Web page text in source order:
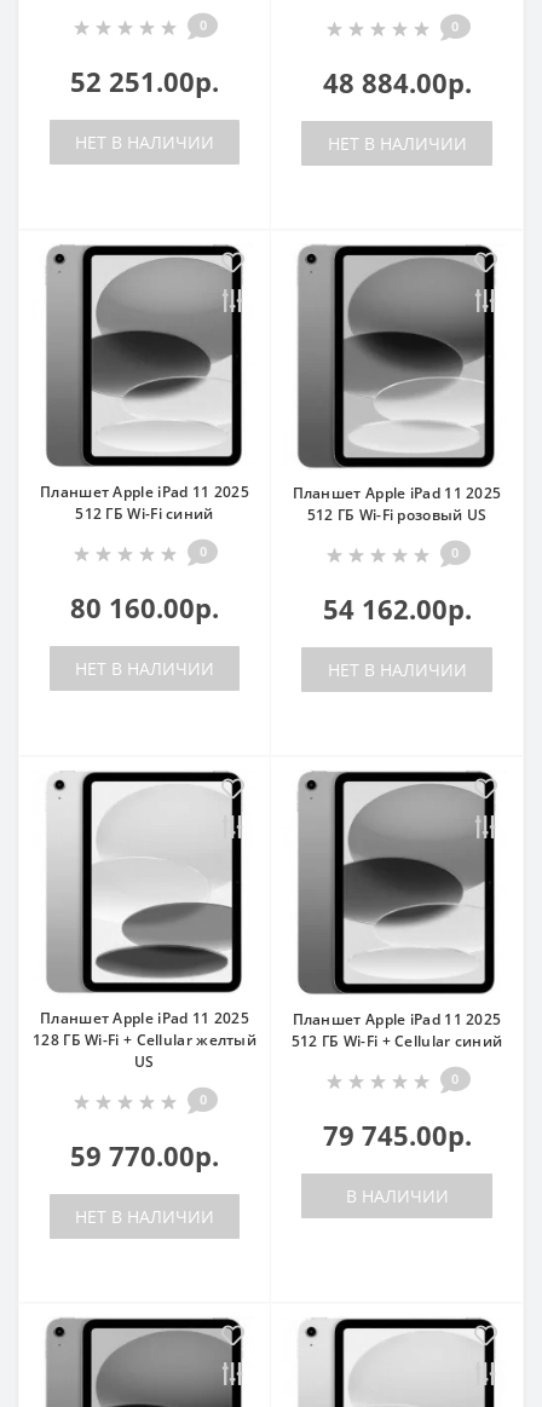
0
52 251.00р.
НЕТ В НАЛИЧИИ
0
48 884.00р.
НЕТ В НАЛИЧИИ
Планшет Apple iPad 11 2025
512 ГБ Wi-Fi синий
0
80 160.00р.
НЕТ В НАЛИЧИИ
Планшет Apple iPad 11 2025
512 ГБ Wi-Fi розовый US
0
54 162.00р.
НЕТ В НАЛИЧИИ
Планшет Apple iPad 11 2025
128 ГБ Wi-Fi + Cellular желтый
US
0
59 770.00р.
НЕТ В НАЛИЧИИ
Планшет Apple iPad 11 2025
512 ГБ Wi-Fi + Cellular синий
0
79 745.00р.
В НАЛИЧИИ